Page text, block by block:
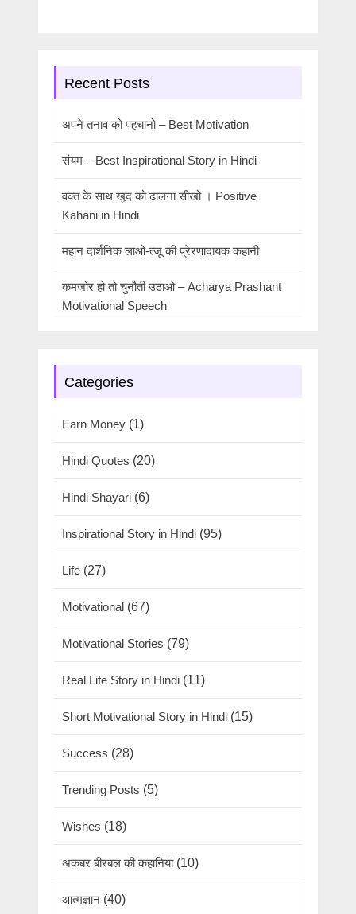
Recent Posts
अपने तनाव को पहचानो – Best Motivation
संयम – Best Inspirational Story in Hindi
वक्त के साथ खुद को ढालना सीखो । Positive
Kahani in Hindi
महान दार्शनिक लाओ-त्जू की प्रेरणादायक कहानी
कमजोर हो तो चुनौती उठाओ – Acharya Prashant
Motivational Speech
Categories
Earn Money (1)
Hindi Quotes (20)
Hindi Shayari (6)
Inspirational Story in Hindi (95)
Life (27)
Motivational (67)
Motivational Stories (79)
Real Life Story in Hindi (11)
Short Motivational Story in Hindi (15)
Success (28)
Trending Posts (5)
Wishes (18)
अकबर बीरबल की कहानियां(10)
आत्मज्ञान (40)